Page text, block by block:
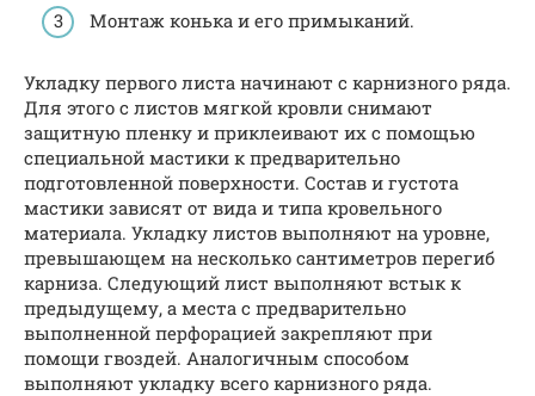
Монтаж конька и его примыканий.
Укладку первого листа начинают с карнизного ряда.
Для этого с листов мягкой кровли снимают
защитную пленку и приклеивают их с помощью
специальной мастики к предварительно
подготовленной поверхности. Состав и густота
мастики зависят от вида и типа кровельного
материала. Укладку листов выполняют на уровне,
превышающем на несколько сантиметров перегиб
карниза. Следующий лист выполняют встык к
предыдущему, а места с предварительно
выполненной перфорацией закрепляют при
помощи гвоздей. Аналогичным способом
выполняют укладку всего карнизного ряда.